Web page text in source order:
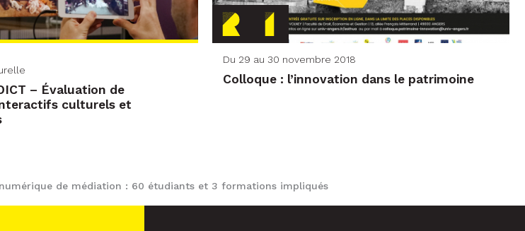
– Évaluation de
culturels et
Du 29 au 30 novembre 2018
Colloque : l’innovation dans le patrimoine
de médiation : 60 étudiants et 3 formations impliqués